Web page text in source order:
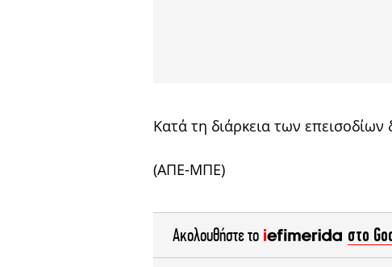
Κατά τη διάρκεια των
(AΠΕ-ΜΠΕ)
Ακολουθήστε το στο